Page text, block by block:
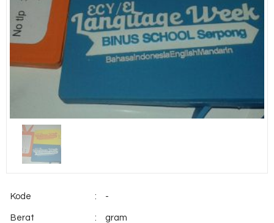
Kode : -
Berat : gram